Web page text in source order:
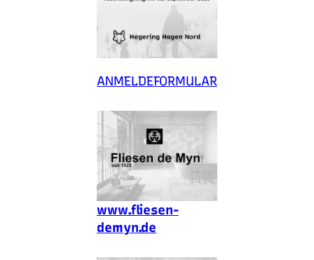
ANMELDEFORMULAR
www.fliesen-
demyn.de